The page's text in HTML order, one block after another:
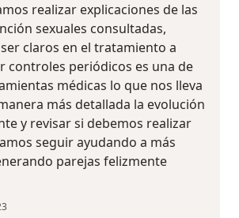
realizar explicaciones de las
sexuales consultadas,
claros en el tratamiento a
controles periódicos es una de
médicas lo que nos lleva
más detallada la evolución
y revisar si debemos realizar
seguir ayudando a más
parejas felizmente